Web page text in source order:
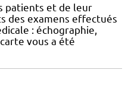
patients et de leur
des examens effectués
: échographie,
vous a été